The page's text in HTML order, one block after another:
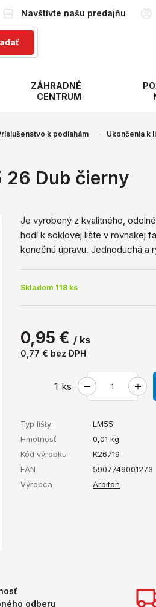
Navštívte našu predajňu
ZÁHRADNÉ
CENTRUM
k podlahám Ukončenia k
26 Dub čierny
Je vyrobený z kvalitného,
hodí k soklovej lište v rovnakej
konečnú úpravu. Jednoduchá a
Skladom 118 ks
0,95 € / ks
0,77 € bez DPH
1 ks
Typ lišty:
LM55
Hmotnosť
0,01 kg
Kód výrobku
K26719
EAN
5907749001273
Výrobca
Arbiton
odberu